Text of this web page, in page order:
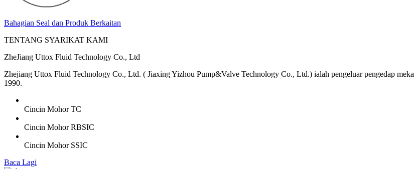
Bahagian Seal dan Produk Berkaitan
TENTANG SYARIKAT KAMI
ZheJiang Uttox Fluid Technology Co., Ltd
Zhejiang Uttox Fluid Technology Co., Ltd. ( Jiaxing Yizhou Pump&Valve Technology Co., Ltd.) ialah pengeluar pengedap
1990.
Cincin Mohor TC
Cincin Mohor RBSIC
Cincin Mohor SSIC
Baca Lagi